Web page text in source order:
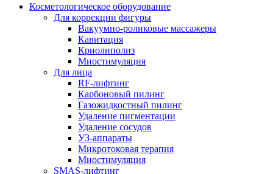
Косметологическое оборудование
Для коррекции фигуры
Вакуумно-роликовые массажеры
Кавитация
Криолиполиз
Миостимуляция
Для лица
RF-лифтинг
Карбоновый пилинг
Газожидкостный пилинг
Удаление пигментации
Удаление сосудов
УЗ-аппараты
Микротоковая терапия
Миостимуляция
SMAS-лифтинг